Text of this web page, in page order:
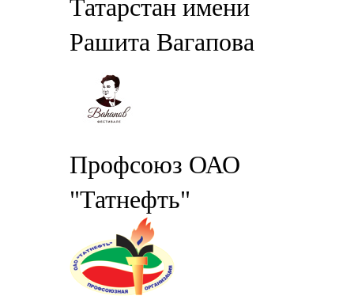
Татарстан имени
Рашита Вагапова
Профсоюз ОАО
"Татнефть"